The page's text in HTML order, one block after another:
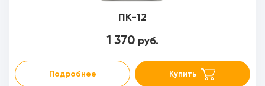
ПК-12
1 370 руб.
Подробнее Купить